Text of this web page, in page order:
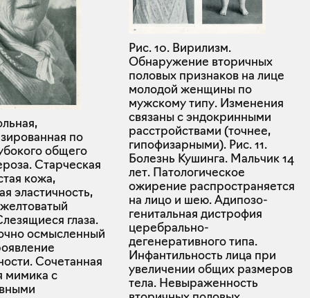
по
общего
Старческая
кожа,
эластичность,
глаза.
осмысленный
Сочетанная
мимика с
Рис. 10. Вирилизм.
Обнаружение вторичных
половых признаков на лице
молодой женщины по
мужскому типу. Изменения
связаны с эндокринными
расстройствами (точнее,
гипофизарными). Рис. 11.
Болезнь Кушинга. Мальчик 14
лет. Патологическое
ожирение распространяется
на лицо и шею. Адипозо-
генитальная дистрофия
церебрально-
дегенеративного типа.
Инфантильность лица при
увеличении общих размеров
тела. Невыраженность